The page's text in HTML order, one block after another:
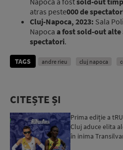
atras peste000 de
Cluj-Napoca, 2023: Sala
Napoca a fost sold-out alte
spectatori.
TAGS andre rieu cluj napoca
CITEȘTE ȘI
Prima ediție a
Cluj aduce elita
în inima